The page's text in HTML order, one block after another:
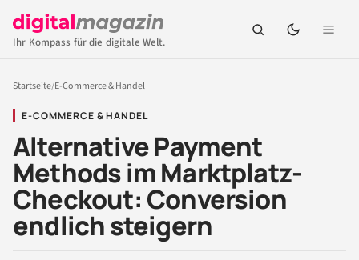
Ihr Kompass für die digitale Welt.
Startseite/E-Commerce & Handel
E-COMMERCE & HANDEL
Alternative Payment
Methods im Marktplatz-
Checkout: Conversion
endlich steigern